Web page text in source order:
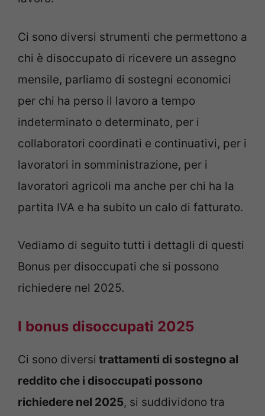
Ci sono diversi strumenti che permettono a
chi è disoccupato di ricevere un assegno
mensile, parliamo di sostegni economici
per chi ha perso il lavoro a tempo
indeterminato o determinato, per i
collaboratori coordinati e continuativi, per i
lavoratori in somministrazione, per i
lavoratori agricoli ma anche per chi ha la
partita IVA e ha subito un calo di fatturato.
Vediamo di seguito tutti i dettagli di questi
Bonus per disoccupati che si possono
richiedere nel 2025.
I bonus disoccupati 2025
Ci sono diversi trattamenti di sostegno al
reddito che i disoccupati possono
richiedere nel 2025, si suddividono tra